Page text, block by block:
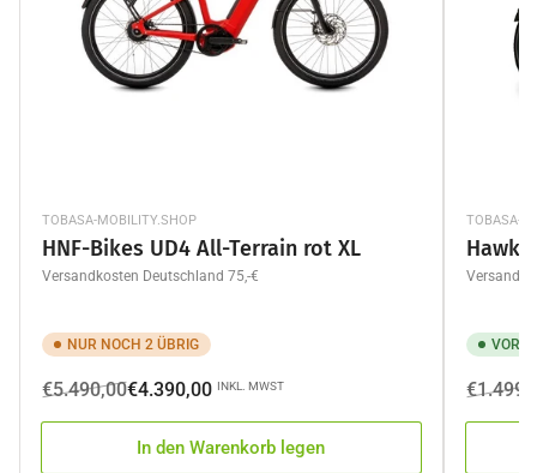
TOBASA-MOBILITY.SHOP
HNF-Bikes UD4 All-Terrain rot XL
Versandkosten Deutschland 75,-€
NUR NOCH 2 ÜBRIG
Normaler
€5.490,00
Ausverkaufspreis
€4.390,00 INKL. MWST
In den Warenkorb legen
TOBASA-
Hawk